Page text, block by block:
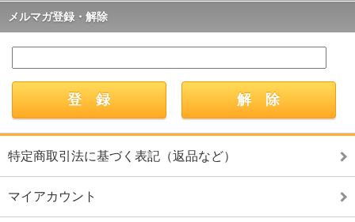
メルマガ登録・解除
特定商取引法に基づく表記（返品など）
マイアカウント